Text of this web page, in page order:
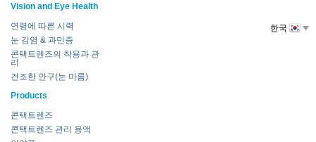
Vision and Eye Health
연령에 따른 시력
눈 감염 & 과민증
콘택트렌즈의 착용과 관
리
건조한 안구(눈 마름)
Products
콘택트렌즈
콘택트렌즈 관리 용액
한국